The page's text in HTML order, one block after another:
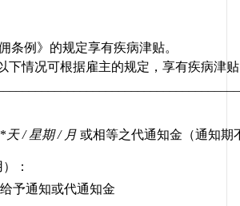
条例》的规定享有疾病津贴。
下情况可根据雇主的规定，享有疾病津
天 / 星期 / 月 或相等之代通知金（通知期
：
予通知或代通知金